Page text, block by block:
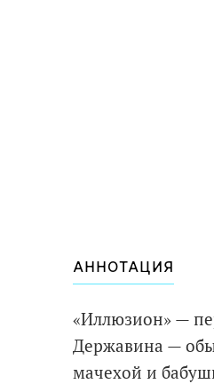
АННОТАЦИЯ
«Иллюзион» —
Державина —
мачехой и